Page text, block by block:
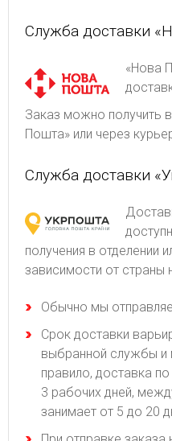
Служба доставки
«Нова
Заказ можно получить
Пошта» или через
Служба доставки
получения в отделении
зависимости от страны
Обычно мы
Срок доставки
выбранной службы и
правило, доставка
3 рабочих дней,
занимает от 5 до 20